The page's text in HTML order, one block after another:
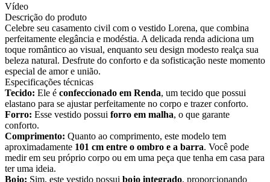
Vídeo
Descrição do produto
Celebre seu casamento civil com o vestido Lorena, que combina
perfeitamente elegância e modéstia. A delicada renda adiciona um
toque romântico ao visual, enquanto seu design modesto realça sua
beleza natural. Desfrute do conforto e da sofisticação neste momento
especial de amor e união.
Especificações técnicas
Tecido: Ele é confeccionado em Renda, um tecido que possui
elastano para se ajustar perfeitamente no corpo e trazer conforto.
Forro: Esse vestido possui forro em malha, o que garante
conforto.
Comprimento: Quanto ao comprimento, este modelo tem
aproximadamente 101 cm entre o ombro e a barra. Você pode
medir em seu próprio corpo ou em uma peça que tenha em casa para
ter uma ideia.
Bojo: Sim, este vestido possui bojo integrado, proporcionando